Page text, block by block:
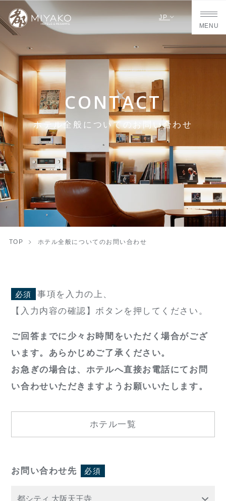
JP
MENU
CONTACT
ホテル全般についてのお問い合わせ
TOP ホテル全般についてのお問い合わせ
必須
事項を入力の上、
【入力内容の確認】ボタンを押してください。
ご回答までに少々お時間をいただく場合がござ
います。あらかじめご了承ください。
お急ぎの場合は、ホテルへ直接お電話にてお問
い合わせいただきますようお願いいたします。
ホテル一覧
お問い合わせ先 必須